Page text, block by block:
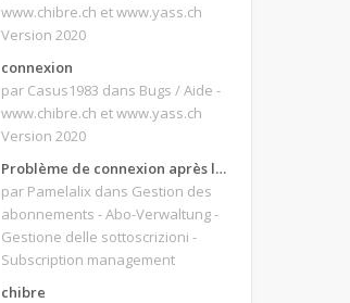
www.chibre.ch et www.yass.ch
Version 2020
connexion
par Casus1983 dans Bugs / Aide -
www.chibre.ch et www.yass.ch
Version 2020
Problème de connexion après le changement d'adresse e-mail.
par Pamelalix dans Gestion des
abonnements - Abo-Verwaltung -
Gestione delle sottoscrizioni -
Subscription management
chibre